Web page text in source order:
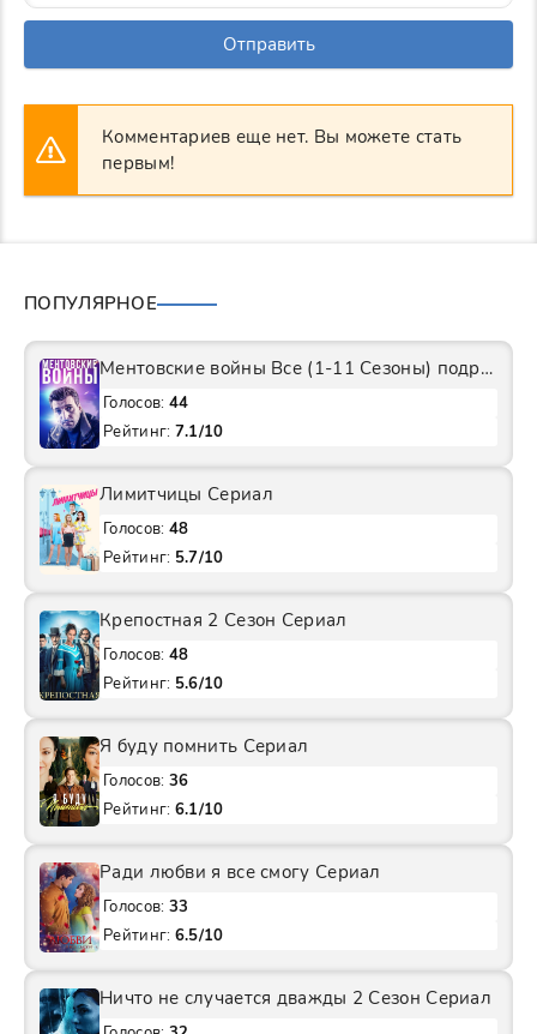
Отправить
Комментариев еще нет. Вы можете стать
первым!
ПОПУЛЯРНОЕ
Ментовские войны Все (1-11 Сезоны) подряд Сериал
Голосов: 44
Рейтинг: 7.1/10
Лимитчицы Сериал
Голосов: 48
Рейтинг: 5.7/10
Крепостная 2 Сезон Сериал
Голосов: 48
Рейтинг: 5.6/10
Я буду помнить Сериал
Голосов: 36
Рейтинг: 6.1/10
Ради любви я все смогу Сериал
Голосов: 33
Рейтинг: 6.5/10
Ничто не случается дважды 2 Сезон Сериал